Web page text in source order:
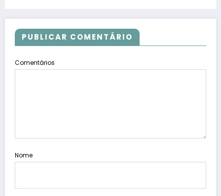
PUBLICAR COMENTÁRIO
Comentários
Nome